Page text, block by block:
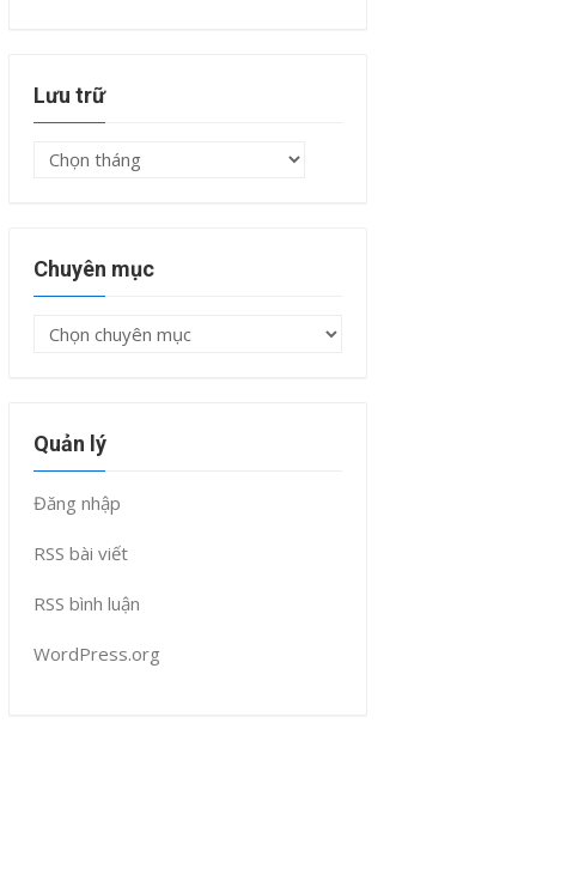
Lưu trữ
Lưu
Chuyên mục
Chuyên
Quản lý
Đăng nhập
RSS bài viết
RSS bình luận
WordPress.org